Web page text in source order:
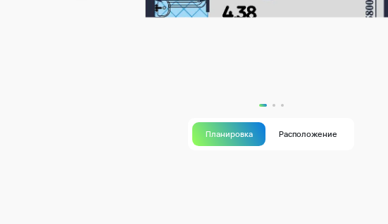
Планировка Расположение